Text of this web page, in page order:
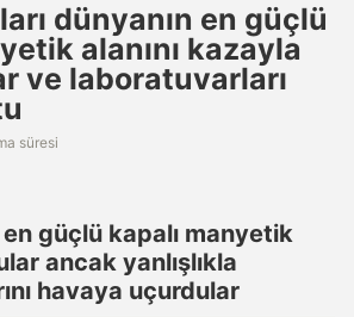
dünyanın en güçlü
alanını kazayla
ve laboratuvarları
süresi
en güçlü kapalı manyetik
ancak yanlışlıkla
havaya uçurdular